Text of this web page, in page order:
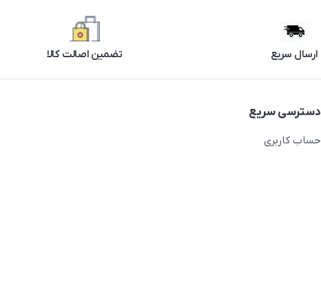
ارسال سریع تضمین اصالت کالا
دسترسی سریع
حساب کاربری